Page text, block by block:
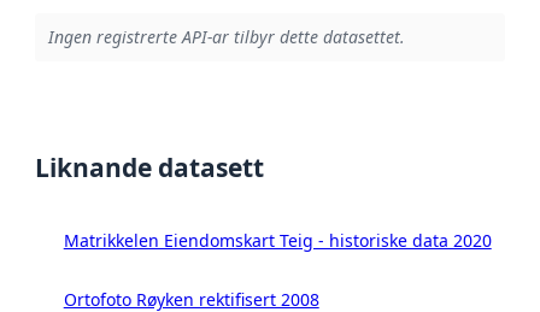
Ingen registrerte API-ar tilbyr dette datasettet.
Liknande datasett
Matrikkelen Eiendomskart Teig - historiske data 2020
Ortofoto Røyken rektifisert 2008